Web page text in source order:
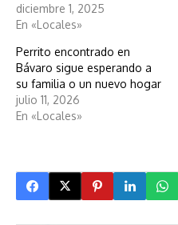
diciembre 1, 2025
En «Locales»
Perrito encontrado en
Bávaro sigue esperando a
su familia o un nuevo hogar
julio 11, 2026
En «Locales»